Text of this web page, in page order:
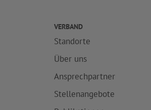
VERBAND
Standorte
Über uns
Ansprechpartner
Stellenangebote